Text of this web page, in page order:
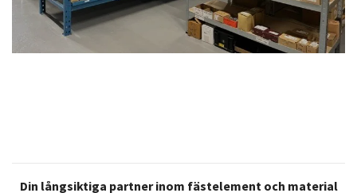
Din långsiktiga partner inom fästelement och material